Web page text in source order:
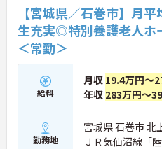
【宮城県／石巻市】月
生充実◎特別養護老人ホ
＜常勤＞
給料
月収 19.4万円～
年収 283万円～
勤務地
宮城県 石巻市 北
ＪＲ気仙沼線「